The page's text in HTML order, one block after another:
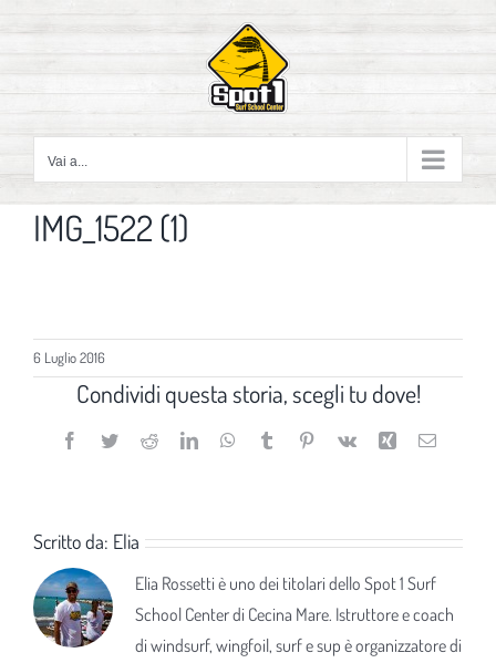
contenuto
Vai a...
IMG_1522 (1)
6 Luglio 2016
Condividi questa storia, scegli tu dove!
Facebook
TwitterRedditLinkedInWhatsApp
TumblrPinterest
Vk Xing Email
Scritto da: Elia
Elia Rossetti è uno dei titolari dello Spot 1 Surf
School Center di Cecina Mare. Istruttore e coach
di windsurf, wingfoil, surf e sup è organizzatore di